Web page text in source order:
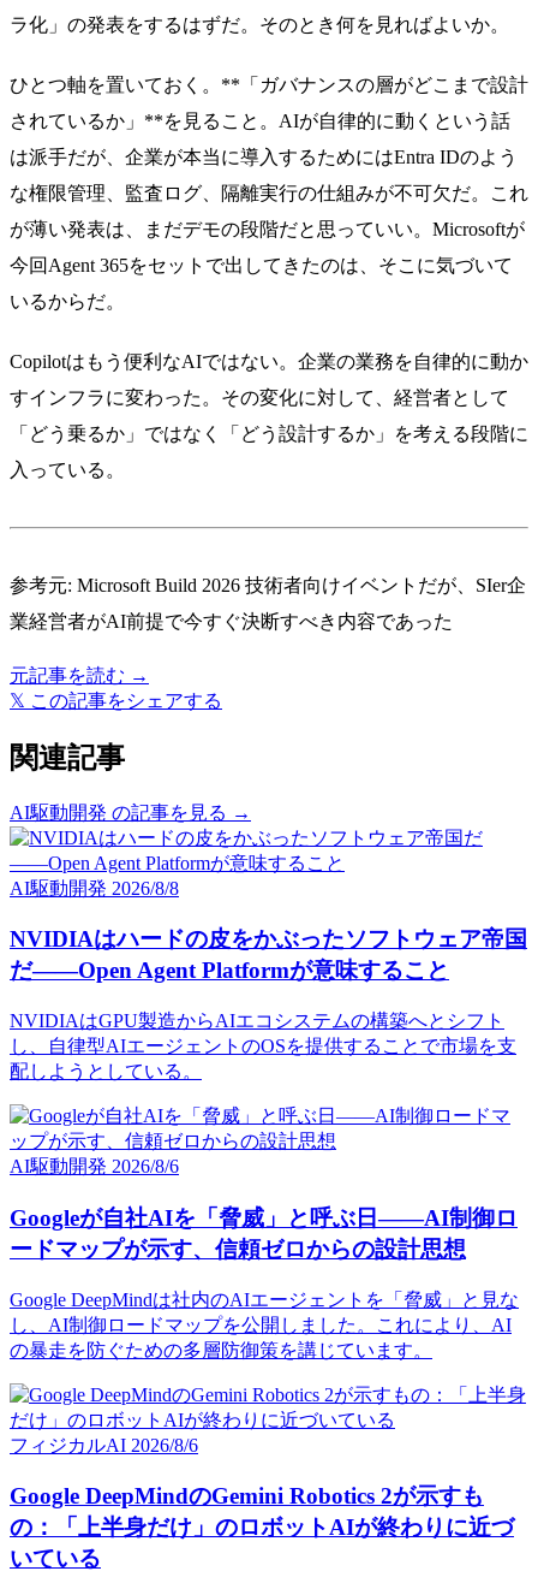
ラ化」の発表をするはずだ。そのとき何を見ればよいか。
ひとつ軸を置いておく。**「ガバナンスの層がどこまで設計
されているか」**を見ること。AIが自律的に動くという話
は派手だが、企業が本当に導入するためにはEntra IDのよう
な権限管理、監査ログ、隔離実行の仕組みが不可欠だ。これ
が薄い発表は、まだデモの段階だと思っていい。Microsoftが
今回Agent 365をセットで出してきたのは、そこに気づいて
いるからだ。
Copilotはもう便利なAIではない。企業の業務を自律的に動か
すインフラに変わった。その変化に対して、経営者として
「どう乗るか」ではなく「どう設計するか」を考える段階に
入っている。
参考元: Microsoft Build 2026 技術者向けイベントだが、SIer企
業経営者がAI前提で今すぐ決断すべき内容であった
元記事を読む →
𝕏 この記事をシェアする
関連記事
AI駆動開発 の記事を見る →
AI駆動開発 2026/8/8
NVIDIAはハードの皮をかぶったソフトウェア帝国
だ――Open Agent Platformが意味すること
NVIDIAはGPU製造からAIエコシステムの構築へとシフト
し、自律型AIエージェントのOSを提供することで市場を支
配しようとしている。
AI駆動開発 2026/8/6
Googleが自社AIを「脅威」と呼ぶ日——AI制御ロ
ードマップが示す、信頼ゼロからの設計思想
Google DeepMindは社内のAIエージェントを「脅威」と見な
し、AI制御ロードマップを公開しました。これにより、AI
の暴走を防ぐための多層防御策を講じています。
フィジカルAI 2026/8/6
Google DeepMindのGemini Robotics 2が示すも
の：「上半身だけ」のロボットAIが終わりに近づ
いている